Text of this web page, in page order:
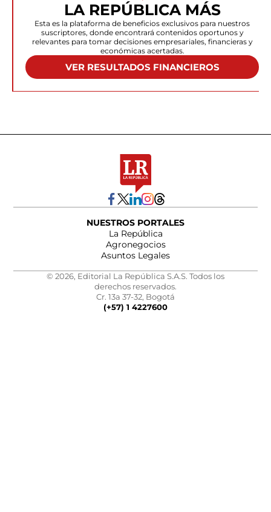
LA REPÚBLICA MÁS
Esta es la plataforma de beneficios exclusivos para nuestros
suscriptores, donde encontrará contenidos oportunos y
relevantes para tomar decisiones empresariales, financieras y
económicas acertadas.
VER RESULTADOS FINANCIEROS
NUESTROS PORTALES
La República
Agronegocios
Asuntos Legales
© 2026, Editorial La República S.A.S. Todos los
derechos reservados.
Cr. 13a 37-32, Bogotá
(+57) 1 4227600